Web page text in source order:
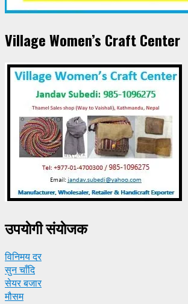
Village Women’s Craft Center
उपयाेगी संयाेजक
विनिमय दर
सुन चाँदि
सेयर बजार
मौसम